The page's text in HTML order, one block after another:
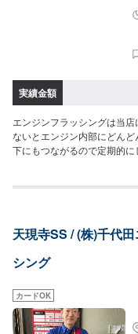
実績金額
エンジンフラッシングは当
ないとエンジン内部にどん
下にもつながるので定期的
天現寺SS / (株)千代
シング
カードOK